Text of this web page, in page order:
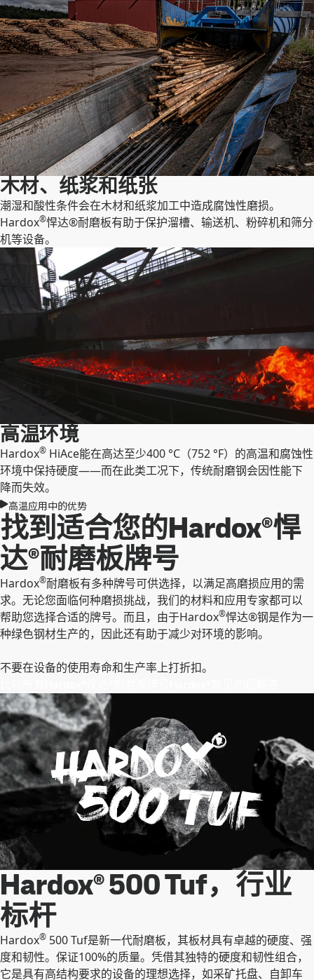
木材、纸浆和纸张
潮湿和酸性条件会在木材和纸浆加工中造成腐蚀性磨损。
Hardox®悍达®耐磨板有助于保护溜槽、输送机、粉碎机和筛分
机等设备。
高温环境
Hardox® HiAce能在高达至少400 °C（752 °F）的高温和腐蚀性
环境中保持硬度——而在此类工况下，传统耐磨钢会因性能下
降而失效。
高温应用中的优势
找到适合您的Hardox®悍
达®耐磨板牌号
Hardox®耐磨板有多种牌号可供选择，以满足高磨损应用的需
求。无论您面临何种磨损挑战，我们的材料和应用专家都可以
帮助您选择合适的牌号。而且，由于Hardox®悍达®钢是作为一
种绿色钢材生产的，因此还有助于减少对环境的影响。
不要在设备的使用寿命和生产率上打折扣。
Hardox® 500 Tuf，行业
标杆
Hardox® 500 Tuf是新一代耐磨板，其板材具有卓越的硬度、强
度和韧性。保证100%的质量。凭借其独特的硬度和韧性组合，
它是具有高结构要求的设备的理想选择，如采矿托盘、自卸车